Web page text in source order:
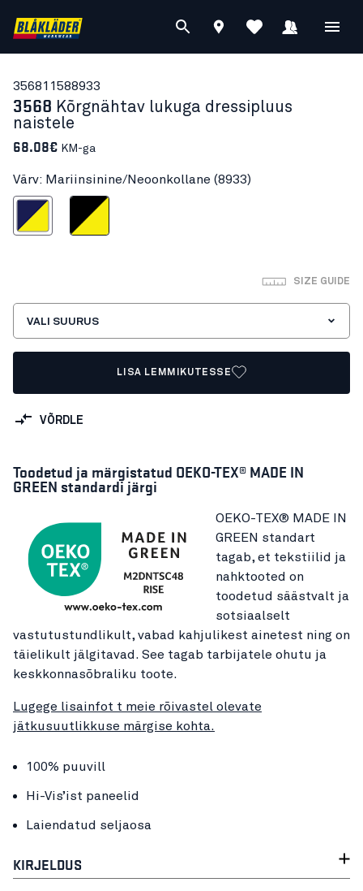
356811588933
3568 Kõrgnähtav lukuga dressipluus
naistele
68.08€ KM-ga
Värv: Mariinsinine/Neoonkollane (8933)
Neoonkollane
Must/Neoonkollane
SIZE GUIDE
VALI SUURUS
LISA LEMMIKUTESSE
VÕRDLE
Toodetud ja märgistatud OEKO-TEX® MADE IN
GREEN standardi järgi
OEKO-TEX® MADE IN
GREEN standart
tagab, et tekstiilid ja
nahktooted on
toodetud säästvalt ja
sotsiaalselt
vastutustundlikult, vabad kahjulikest ainetest ning on
täielikult jälgitavad. See tagab tarbijatele ohutu ja
keskkonnasõbraliku toote.
Lugege lisainfot t meie rõivastel olevate
jätkusuutlikkuse märgise kohta.
100% puuvill
Hi-Vis’ist paneelid
Laiendatud seljaosa
KIRJELDUS